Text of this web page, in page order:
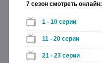
7 сезон смотреть онлайн:
1 - 10 серии
11 - 20 серии
21 - 23 серии